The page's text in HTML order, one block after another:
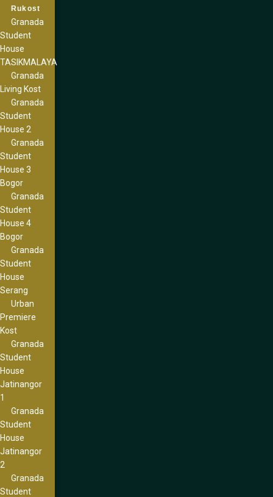
Rukost
Granada
Student
House
TASIKMALAYA
Granada
Living Kost
Granada
Student
House 2
Granada
Student
House 3
Bogor
Granada
Student
House 4
Bogor
Granada
Student
House
Serang
Urban
Premiere
Kost
Granada
Student
House
Jatinangor
1
Granada
Student
House
Jatinangor
2
Granada
Student